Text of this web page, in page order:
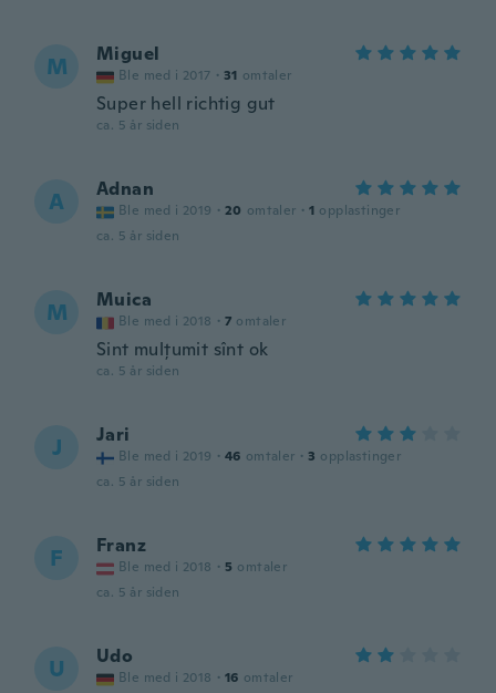
M Miguel
Ble med i 2017 · 31 omtaler
Super hell richtig gut
ca. 5 år siden
A Adnan
Ble med i 2019 · 20 omtaler · 1 opplastinger
ca. 5 år siden
M Muica
Ble med i 2018 · 7 omtaler
Sint mulțumit sînt ok
ca. 5 år siden
J Jari
Ble med i 2019 · 46 omtaler · 3 opplastinger
ca. 5 år siden
F Franz
Ble med i 2018 · 5 omtaler
ca. 5 år siden
U Udo
Ble med i 2018 · 16 omtaler